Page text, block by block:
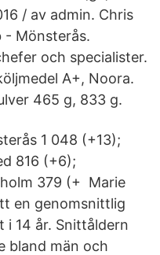
/ av admin. Chris
- Mönsterås.
och specialister.
A+, Noora.
465 g, 833 g.
1 048 (+13);
816 (+6);
379 (+ Marie
en genomsnittlig
i 14 år. Snittåldern
bland män och